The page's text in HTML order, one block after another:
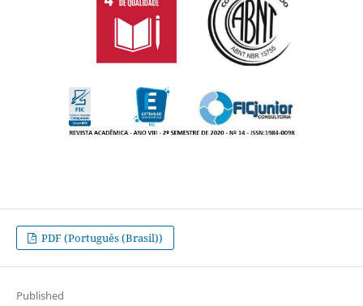
PDF (Português (Brasil))
Published